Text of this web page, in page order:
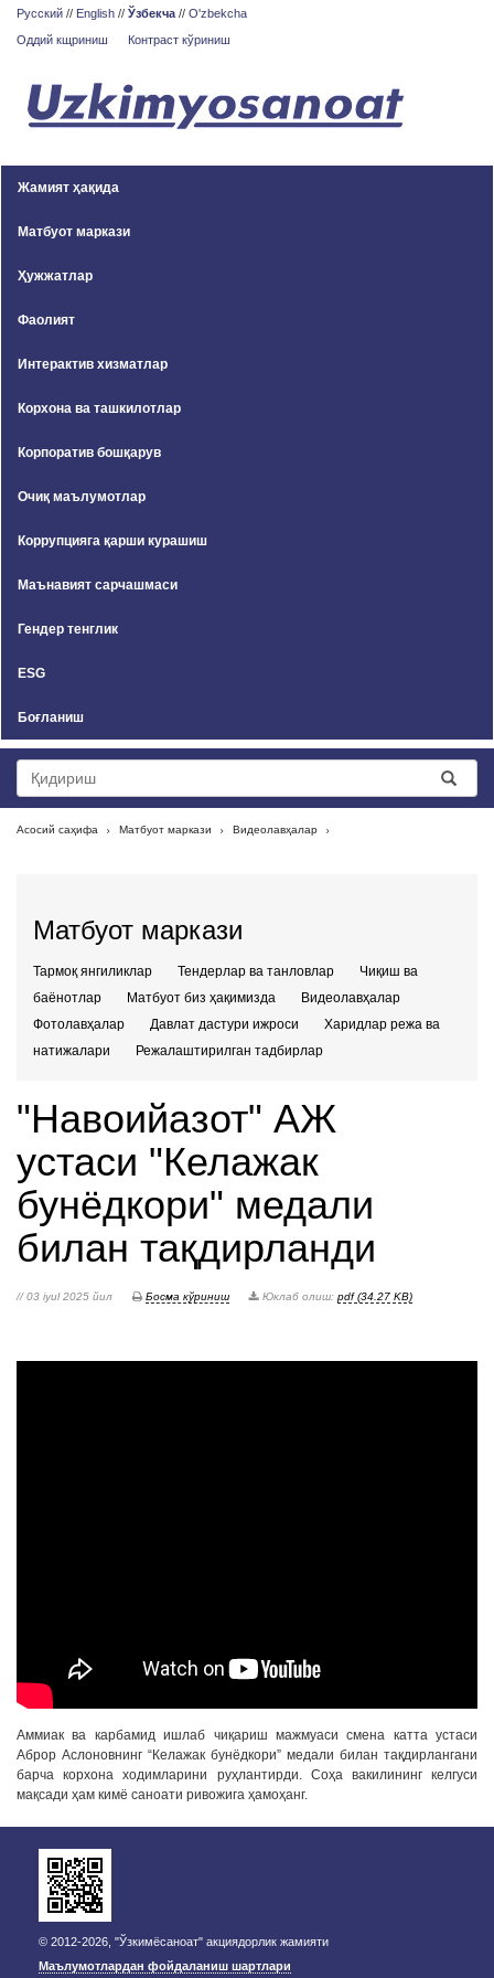
Русский // English // Ўзбекча // O'zbekcha
Оддий кщриниш
Контраст кўриниш
Жамият ҳақида
Матбуот маркази
Ҳужжатлар
Фаолият
Интерактив хизматлар
Корхона ва ташкилотлар
Корпоратив бошқарув
Очиқ маълумотлар
Коррупцияга қарши курашиш
Маънавият сарчашмаси
Гендер тенглик
ESG
Боғланиш
Асосий саҳифа Матбуот маркази Видеолавҳалар
Матбуот маркази
Тармоқ янгиликлар Тендерлар ва танловлар
Чиқиш ва
баёнотлар
Матбуот биз ҳақимизда
Видеолавҳалар
Фотолавҳалар
Давлат дастури ижроси
Харидлар режа ва
натижалари
Режалаштирилган тадбирлар
"Навоийазот" АЖ
устаси "Келажак
бунёдкори" медали
билан тақдирланди
// 03 iyul 2025 йил Босма кўриниш Юклаб олиш: pdf (34.27 KB)
Аммиак ва карбамид ишлаб чиқариш мажмуаси смена катта устаси
Аброр Аслоновнинг “Келажак бунёдкори” медали билан тақдирлангани
барча корхона ходимларини руҳлантирди. Соҳа вакилининг келгуси
мақсади ҳам кимё саноати ривожига ҳамоҳанг.
© 2012-2026, "Ўзкимёсаноат" акциядорлик жамияти
Маълумотлардан фойдаланиш шартлари